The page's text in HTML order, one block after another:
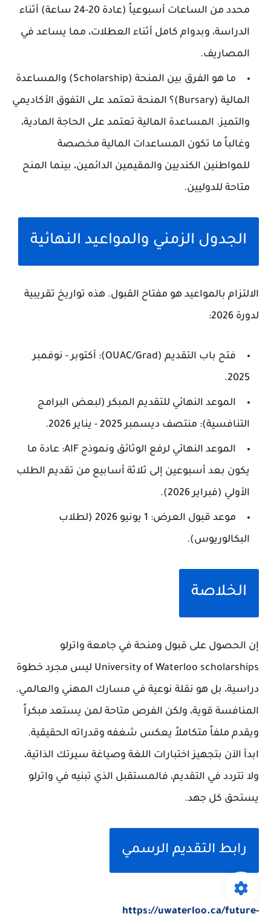
محدد من الساعات أسبوعياً (عادة 20-24 ساعة) أثناء
الدراسة، وبدوام كامل أثناء العطلات، مما يساعد في
المصاريف.
ما هو الفرق بين المنحة (Scholarship) والمساعدة
المالية (Bursary)؟ المنحة تعتمد على التفوق الأكاديمي
والتميز. المساعدة المالية تعتمد على الحاجة المادية،
وغالباً ما تكون المساعدات المالية مخصصة
للمواطنين الكنديين والمقيمين الدائمين، بينما المنح
متاحة للدوليين.
الجدول الزمني والمواعيد النهائية
الالتزام بالمواعيد هو مفتاح القبول. هذه تواريخ تقريبية
لدورة 2026:
فتح باب التقديم (OUAC/Grad): أكتوبر - نوفمبر
2025.
الموعد النهائي للتقديم المبكر (لبعض البرامج
التنافسية): منتصف ديسمبر 2025 - يناير 2026.
الموعد النهائي لرفع الوثائق ونموذج AIF: عادة ما
يكون بعد أسبوعين إلى ثلاثة أسابيع من تقديم الطلب
الأولي (فبراير 2026).
موعد قبول العرض: 1 يونيو 2026 (لطلاب
البكالوريوس).
الخلاصة
إن الحصول على قبول ومنحة في جامعة واترلو
University of Waterloo scholarships ليس مجرد خطوة
دراسية، بل هو نقلة نوعية في مسارك المهني والعالمي.
المنافسة قوية، ولكن الفرص متاحة لمن يستعد مبكراً
ويقدم ملفاً متكاملاً يعكس شغفه وقدراته الحقيقية.
ابدأ الآن بتجهيز اختبارات اللغة وصياغة سيرتك الذاتية،
ولا تتردد في التقديم، فالمستقبل الذي تبنيه في واترلو
يستحق كل جهد.
رابط التقديم الرسمي
https://uwaterloo.ca/future-